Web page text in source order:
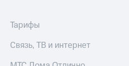
Собрания
Тарифы
Связь, ТВ и интернет